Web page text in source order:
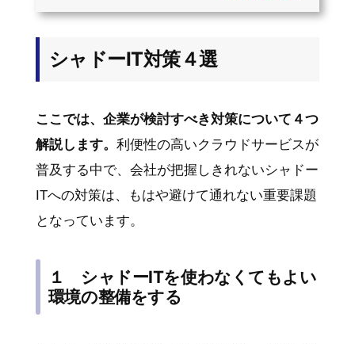
シャドーIT対策４選
ここでは、企業が検討すべき対策について４つ
解説します。 利便性の高いクラウドサービスが
普及する中で、会社が把握しきれないシャドー
ITへの対策は、もはや避けて通れない重要課題
となっています。
１ シャドーITを使わなくてもよい
環境の整備をする